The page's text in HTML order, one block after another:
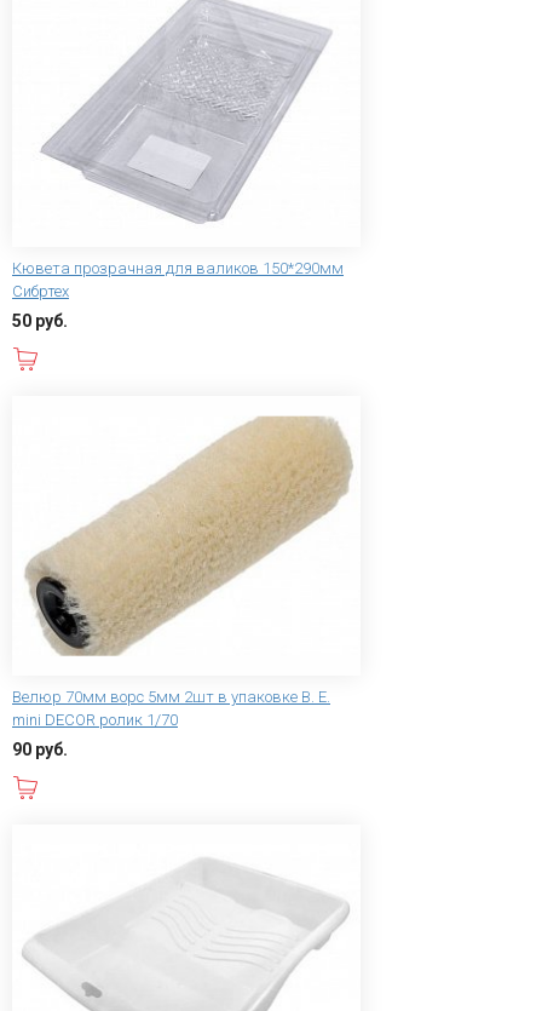
Кювета прозрачная для валиков 150*290мм
Сибртех
50 руб.
Велюр 70мм ворс 5мм 2шт в упаковке B. E.
mini DECOR ролик 1/70
90 руб.